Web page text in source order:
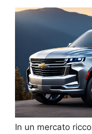
In un mercato